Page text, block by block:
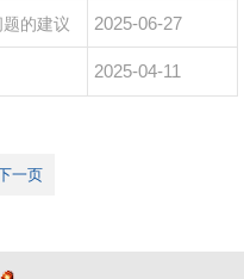
的建议 2025-06-27
2025-04-11
一页